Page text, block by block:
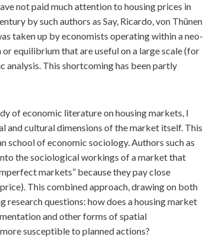
not paid much attention to housing prices in
by such authors as Say, Ricardo, von Thünen
taken up by economists operating within a neo-
equilibrium that are useful on a large scale (for
This shortcoming has been partly
of economic literature on housing markets, I
cultural dimensions of the market itself. This
school of economic sociology. Authors such as
the sociological workings of a market that
markets” because they pay close
This combined approach, drawing on both
questions: how does a housing market
and other forms of spatial
susceptible to planned actions?